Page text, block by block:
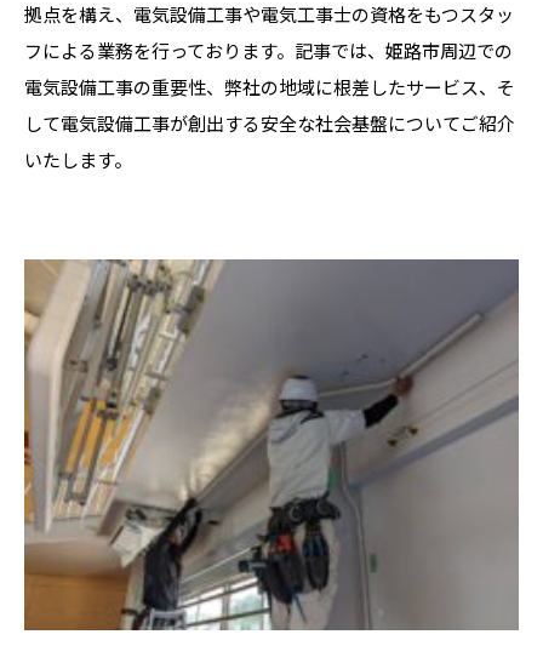
拠点を構え、電気設備工事や電気工事士の資格をもつスタッ
フによる業務を行っております。記事では、姫路市周辺での
電気設備工事の重要性、弊社の地域に根差したサービス、そ
して電気設備工事が創出する安全な社会基盤についてご紹介
いたします。